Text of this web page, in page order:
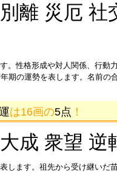
離 災厄 社
。性格形成や対人関係、行動
期の運勢を表します。名前の合
は16画の5点 ！
成 衆望 逆
します。祖先から受け継いだ